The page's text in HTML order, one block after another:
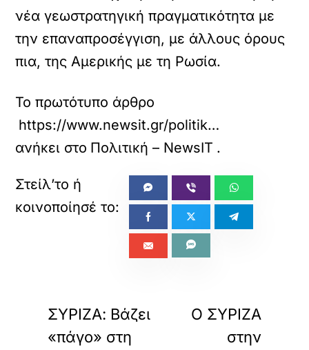
νέα γεωστρατηγική πραγματικότητα με
την επαναπροσέγγιση, με άλλους όρους
πια, της Αμερικής με τη Ρωσία.
Το πρωτότυπο άρθρο
https://www.newsit.gr/politikh/o-tyfonas-tramp-fernei-ektakti-tilediaskepsi-ton-igeton-tou-elk-i-enoxlisi-tis-athinas-gia-tin-periorismeni-synodo-makron/4311923/
ανήκει στο Πολιτική – NewsIT .
ΣΥΡΙΖΑ: Βάζει
«πάγο» στη
Ο ΣΥΡΙΖΑ
στην